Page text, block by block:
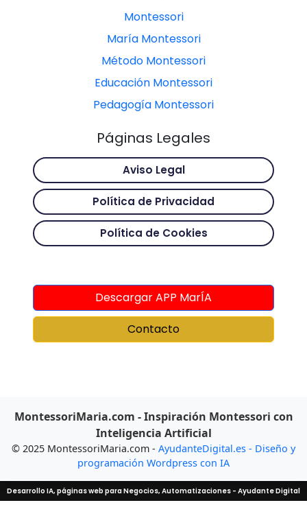
Montessori
María Montessori
Método Montessori
Educación Montessori
Pedagogía Montessori
Páginas Legales
Aviso Legal
Política de Privacidad
Política de Cookies
Descargar APP MarÍA
Contacto
MontessoriMaria.com - Inspiración Montessori con
Inteligencia Artificial
© 2025 MontessoriMaria.com - AyudanteDigital.es - Diseño y
programación Wordpress con IA
Desarrollo IA, páginas web para Negocios, Automatizaciones - Ayudante Digital